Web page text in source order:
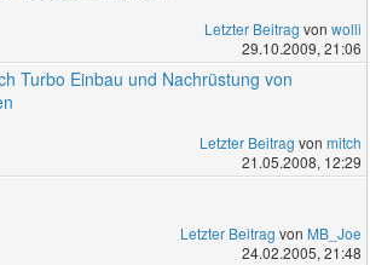
Letzter Beitrag von wolli
29.10.2009, 21:06
Turbo Einbau und Nachrüstung von
Letzter Beitrag von mitch
21.05.2008, 12:29
Letzter Beitrag von MB_Joe
24.02.2005, 21:48